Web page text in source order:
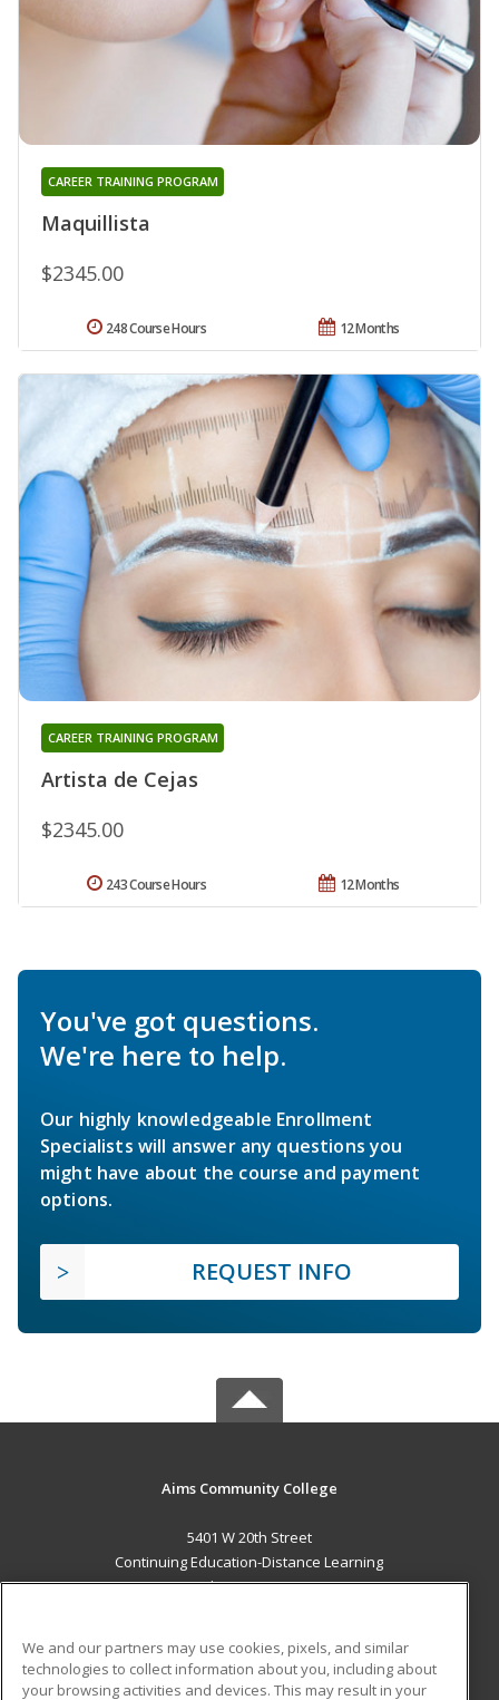
Maquillista
CAREER TRAINING PROGRAM
$2345.00
12 Months
248 Course Hours
Artista de Cejas
CAREER TRAINING PROGRAM
$2345.00
12 Months
243 Course Hours
You've got questions.
We're here to help.
Our highly knowledgeable Enrollment
Specialists will answer any questions you
might have about the course and payment
options.
REQUEST INFO
Aims Community College
5401 W 20th Street
Continuing Education-Distance Learning
Greeley, CO 80634 US
Career Training
We and our partners may use cookies, pixels, and similar
technologies to collect information about you, including about
your browsing activities and devices. This may result in your